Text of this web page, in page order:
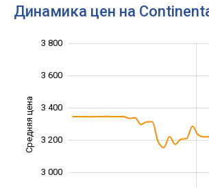
Динамика цен на
Средняя цена
3 000
3 200
3 400
3 600
3 800